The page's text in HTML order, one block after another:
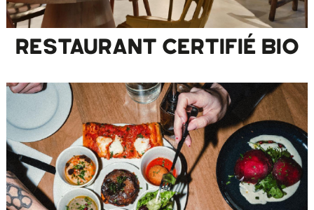
RESTAURANT CERTIFIÉ BIO